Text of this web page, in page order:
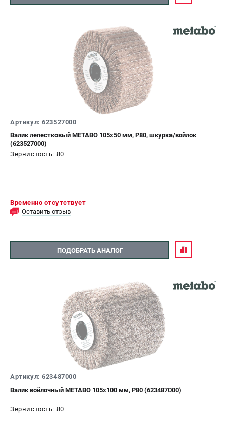
Артикул: 623527000
Валик лепестковый METABO 105х50 мм, P80, шкурка/войлок
(623527000)
Зернистость: 80
Временно отсутствует
Оставить отзыв
ПОДОБРАТЬ АНАЛОГ
Артикул: 623487000
Валик войлочный METABO 105х100 мм, P80 (623487000)
Зернистость: 80